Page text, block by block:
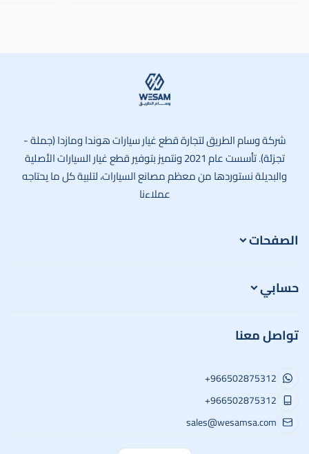
شركة وسام الطريق لتجارة قطع غيار سيارات هوندا ومازدا (جملة -
تجزئة). تأسست عام 2021 ونتميز بتوفير قطع غيار السيارات الأصلية
والبديلة نستوردها من معظم مصانع السيارات، لتلبية كل ما يحتاجه
عملاءنا
الصفحات
حسابي
تواصل معنا
+966502875312
+966502875312
sales@wesamsa.com